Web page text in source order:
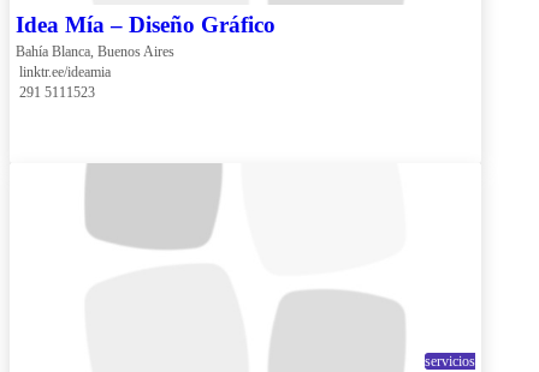
Idea Mía – Diseño Gráfico
Bahía Blanca, Buenos Aires
linktr.ee/ideamia
291 5111523
servicios